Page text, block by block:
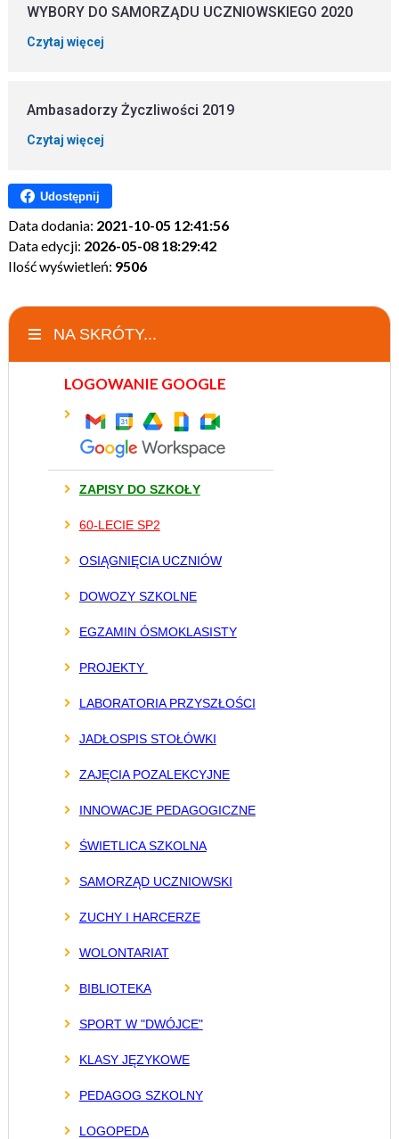
WYBORY DO SAMORZĄDU UCZNIOWSKIEGO 2020
Czytaj więcej
Ambasadorzy Życzliwości 2019
Czytaj więcej
Udostępnij
Data dodania: 2021-10-05 12:41:56
Data edycji: 2026-05-08 18:29:42
Ilość wyświetleń: 9506
NA SKRÓTY...
LOGOWANIE GOOGLE
ZAPISY DO SZKOŁY
60-LECIE SP2
OSIĄGNIĘCIA UCZNIÓW
DOWOZY SZKOLNE
EGZAMIN ÓSMOKLASISTY
PROJEKTY
LABORATORIA PRZYSZŁOŚCI
JADŁOSPIS STOŁÓWKI
ZAJĘCIA POZALEKCYJNE
INNOWACJE PEDAGOGICZNE
ŚWIETLICA SZKOLNA
SAMORZĄD UCZNIOWSKI
ZUCHY I HARCERZE
WOLONTARIAT
BIBLIOTEKA
SPORT W "DWÓJCE"
KLASY JĘZYKOWE
PEDAGOG SZKOLNY
LOGOPEDA